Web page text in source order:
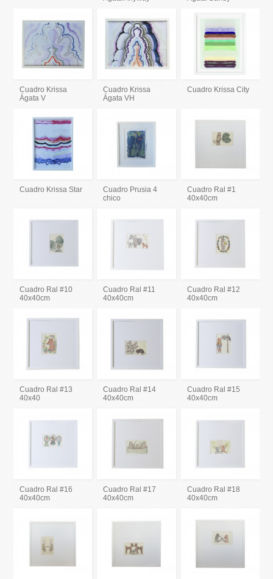
Cuadro Krissa
Ágata V
Cuadro Krissa
Ágata VH
Cuadro Krissa City
Cuadro Krissa Star
Cuadro Prusia 4
chico
Cuadro Ral #1
40x40cm
Cuadro Ral #10
40x40cm
Cuadro Ral #11
40x40cm
Cuadro Ral #12
40x40cm
Cuadro Ral #13
40x40
Cuadro Ral #14
40x40cm
Cuadro Ral #15
40x40cm
Cuadro Ral #16
40x40cm
Cuadro Ral #17
40x40cm
Cuadro Ral #18
40x40cm